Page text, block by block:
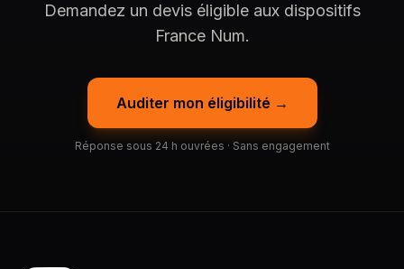
Demandez un devis éligible aux dispositifs
France Num.
Auditer mon éligibilité →
Réponse sous 24 h ouvrées · Sans engagement